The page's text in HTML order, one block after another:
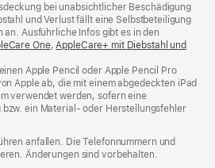
bei unabsichtlicher Beschädigung
und Verlust fällt eine Selbstbeteiligung
Ausführliche Infos gibt es in den
One(Öffnet
neues
Fenster)
,AppleCare+ mit Diebstahl und
Apple Pencil oder Apple Pencil Pro
Apple ab, die mit einem abgedeckten iPad
verwendet werden, sofern eine
ein Material‑ oder Herstellungsfehler
anfallen. Die Telefonnummern und
Änderungen sind vorbehalten.